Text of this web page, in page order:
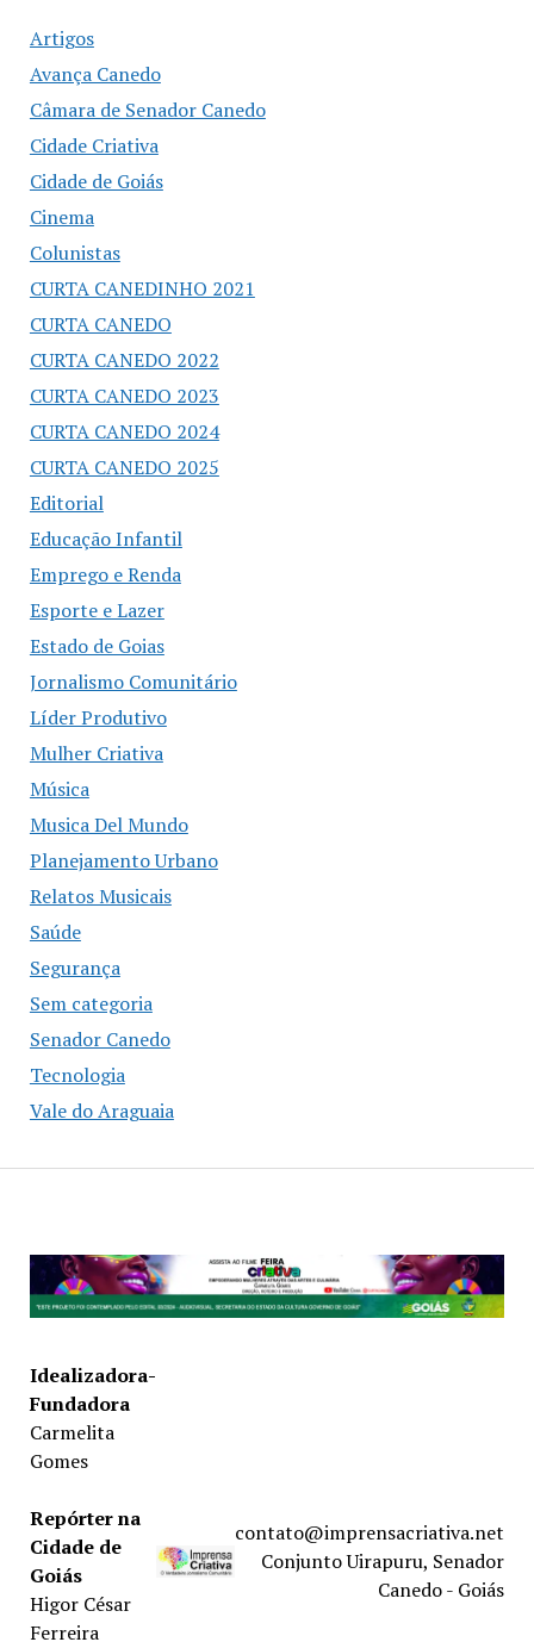
Artigos
Avança Canedo
Câmara de Senador Canedo
Cidade Criativa
Cidade de Goiás
Cinema
Colunistas
CURTA CANEDINHO 2021
CURTA CANEDO
CURTA CANEDO 2022
CURTA CANEDO 2023
CURTA CANEDO 2024
CURTA CANEDO 2025
Editorial
Educação Infantil
Emprego e Renda
Esporte e Lazer
Estado de Goias
Jornalismo Comunitário
Líder Produtivo
Mulher Criativa
Música
Musica Del Mundo
Planejamento Urbano
Relatos Musicais
Saúde
Segurança
Sem categoria
Senador Canedo
Tecnologia
Vale do Araguaia
Idealizadora-
Fundadora
Carmelita
Gomes
Repórter na
Cidade de
Goiás
Higor César
Ferreira
contato@imprensacriativa.net
Conjunto Uirapuru, Senador
Canedo - Goiás